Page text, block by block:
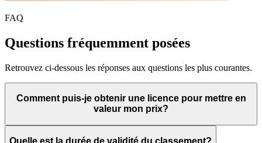
FAQ
Questions fréquemment posées
Retrouvez ci-dessous les réponses aux questions les plus courantes.
Comment puis-je obtenir une licence pour mettre en
valeur mon prix?